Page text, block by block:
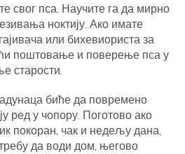
свог пса. Научите га да мирно
ноктију. Ако имате
или бихевиориста за
поштовање и поверење пса у
старости.
биће да повремено
ред у чопору. Поготово ако
покоран, чак и недељу дана,
да води дом, његово